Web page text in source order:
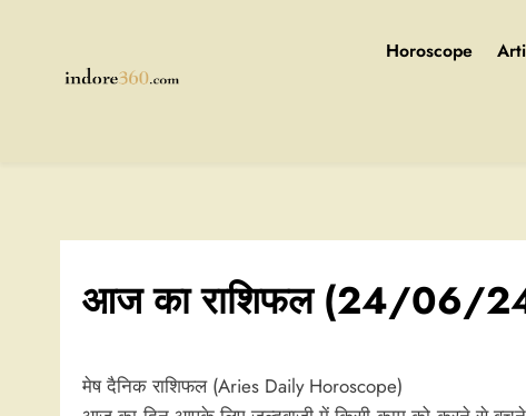
Horoscope
आज का राशिफल (24/06/
मेष दैनिक राशिफल (Aries Daily Horoscope)